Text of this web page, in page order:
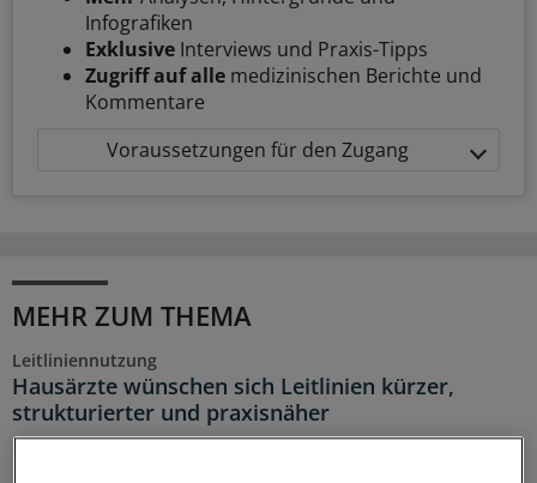
Infografiken
Exklusive Interviews und Praxis-Tipps
Zugriff auf alle medizinischen Berichte und
Kommentare
Voraussetzungen für den Zugang
MEHR ZUM THEMA
Leitliniennutzung
Hausärzte wünschen sich Leitlinien kürzer,
strukturierter und praxisnäher